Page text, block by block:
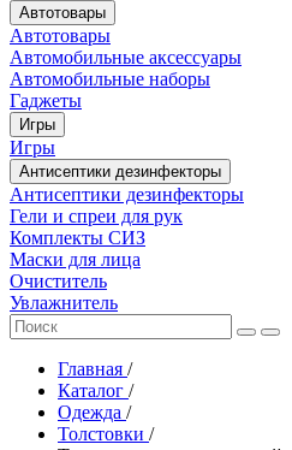
Автотовары
Автотовары
Автомобильные аксессуары
Автомобильные наборы
Гаджеты
Игры
Игры
Антисептики дезинфекторы
Антисептики дезинфекторы
Гели и спреи для рук
Комплекты СИЗ
Маски для лица
Очиститель
Увлажнитель
Главная /
Каталог /
Одежда /
Толстовки /